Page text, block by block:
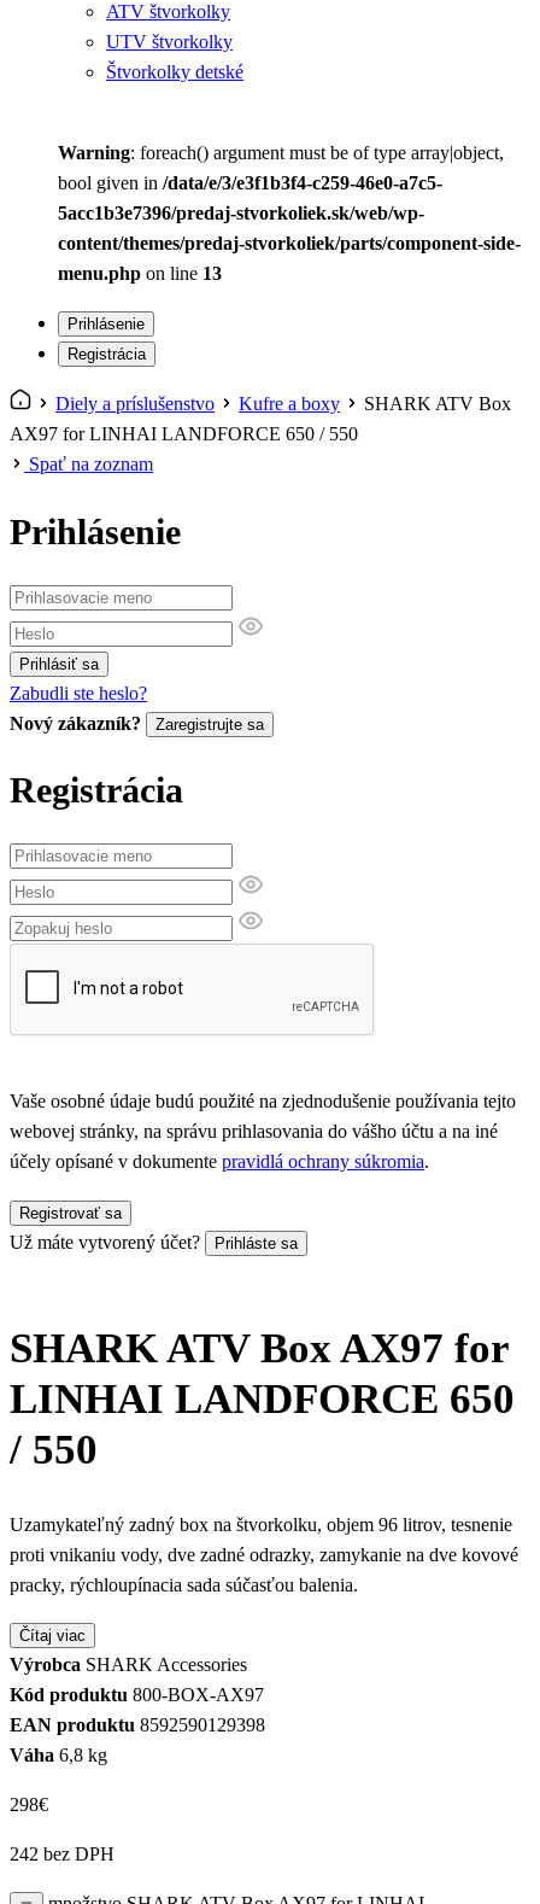
ATV štvorkolky
UTV štvorkolky
Štvorkolky detské
Warning: foreach() argument must be of type array|object,
bool given in /data/e/3/e3f1b3f4-c259-46e0-a7c5-
5acc1b3e7396/predaj-stvorkoliek.sk/web/wp-
content/themes/predaj-stvorkoliek/parts/component-side-
menu.php on line 13
Prihlásenie
Registrácia
Diely a príslušenstvo Kufre a boxy
SHARK ATV Box
AX97 for LINHAI LANDFORCE 650 / 550
Spať na zoznam
Prihlásenie
Prihlásiť sa
Zabudli ste heslo?
Nový zákazník?
Zaregistrujte sa
Registrácia
Vaše osobné údaje budú použité na zjednodušenie používania tejto
webovej stránky, na správu prihlasovania do vášho účtu a na iné
účely opísané v dokumente pravidlá ochrany súkromia.
Registrovať sa
Už máte vytvorený účet? Prihláste sa
SHARK ATV Box AX97 for
LINHAI LANDFORCE 650
/ 550
Uzamykateľný zadný box na štvorkolku, objem 96 litrov, tesnenie
proti vnikaniu vody, dve zadné odrazky, zamykanie na dve kovové
pracky, rýchloupínacia sada súčasťou balenia.
Čítaj viac
Výrobca SHARK Accessories
Kód produktu 800-BOX-AX97
EAN produktu 8592590129398
Váha 6,8 kg
298€
242 bez DPH